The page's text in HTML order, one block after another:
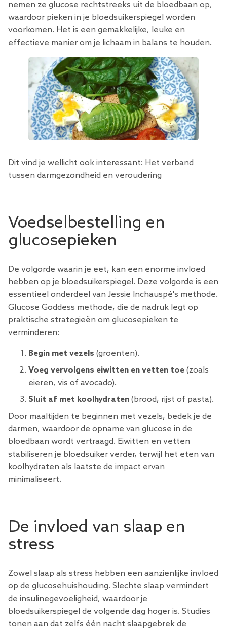
nemen ze glucose rechtstreeks uit de bloedbaan op,
waardoor pieken in je bloedsuikerspiegel worden
voorkomen. Het is een gemakkelijke, leuke en
effectieve manier om je lichaam in balans te houden.
Dit vind je wellicht ook interessant: Het verband
tussen darmgezondheid en veroudering
Voedselbestelling en
glucosepieken
De volgorde waarin je eet, kan een enorme invloed
hebben op je bloedsuikerspiegel. Deze volgorde is een
essentieel onderdeel van Jessie Inchauspé's methode.
Glucose Goddess methode, die de nadruk legt op
praktische strategieën om glucosepieken te
verminderen:
Begin met vezels (groenten).
Voeg vervolgens eiwitten en vetten toe (zoals
eieren, vis of avocado).
Sluit af met koolhydraten (brood, rijst of pasta).
Door maaltijden te beginnen met vezels, bedek je de
darmen, waardoor de opname van glucose in de
bloedbaan wordt vertraagd. Eiwitten en vetten
stabiliseren je bloedsuiker verder, terwijl het eten van
koolhydraten als laatste de impact ervan
minimaliseert.
De invloed van slaap en
stress
Zowel slaap als stress hebben een aanzienlijke invloed
op de glucosehuishouding. Slechte slaap vermindert
de insulinegevoeligheid, waardoor je
bloedsuikerspiegel de volgende dag hoger is. Studies
tonen aan dat zelfs één nacht slaapgebrek de